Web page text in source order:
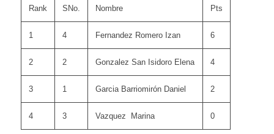
Rank SNo. Nombre Pts
1 4 Fernandez Romero Izan 6
2 2 Gonzalez San Isidoro Elena 4
3 1 Garcia Barriomirón Daniel 2
4 3 Vazquez Marina 0